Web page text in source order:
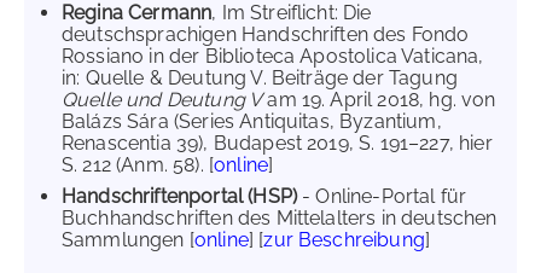
Regina Cermann, Im Streiflicht: Die
deutschsprachigen Handschriften des Fondo
Rossiano in der Biblioteca Apostolica Vaticana,
in: Quelle & Deutung V. Beiträge der Tagung
Quelle und Deutung Vam 19. April 2018, hg. von
Balázs Sára (Series Antiquitas, Byzantium,
Renascentia 39), Budapest 2019, S. 191–227, hier
S. 212 (Anm. 58). [online]
Handschriftenportal (HSP)- Online-Portal für
Buchhandschriften des Mittelalters in deutschen
Sammlungen [online] [zur Beschreibung]